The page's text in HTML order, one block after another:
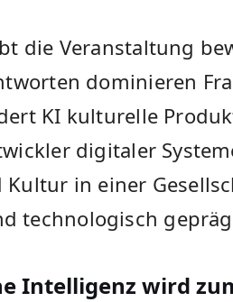
die Veranstaltung
dominieren
KI kulturelle
digitaler
Kultur in einer
technologisch
Intelligenz wird